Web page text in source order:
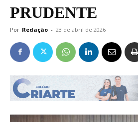
PRUDENTE
Por Redação - 23 de abril de 2026